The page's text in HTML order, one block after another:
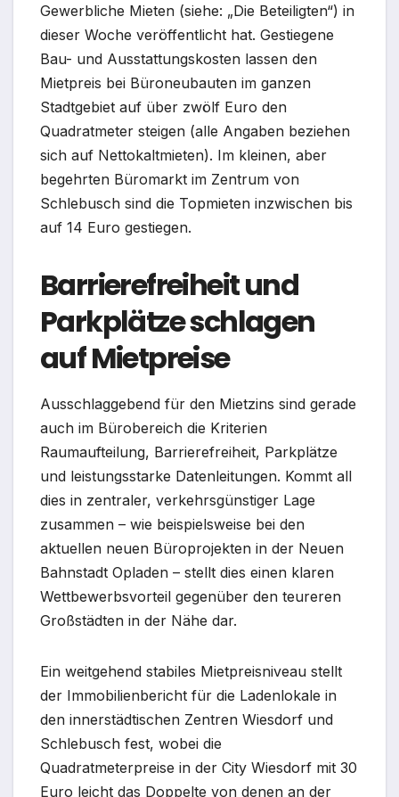
Gewerbliche Mieten (siehe: „Die Beteiligten“) in
dieser Woche veröffentlicht hat. Gestiegene
Bau- und Ausstattungskosten lassen den
Mietpreis bei Büroneubauten im ganzen
Stadtgebiet auf über zwölf Euro den
Quadratmeter steigen (alle Angaben beziehen
sich auf Nettokaltmieten). Im kleinen, aber
begehrten Büromarkt im Zentrum von
Schlebusch sind die Topmieten inzwischen bis
auf 14 Euro gestiegen.
Barrierefreiheit und
Parkplätze schlagen
auf Mietpreise
Ausschlaggebend für den Mietzins sind gerade
auch im Bürobereich die Kriterien
Raumaufteilung, Barrierefreiheit, Parkplätze
und leistungsstarke Datenleitungen. Kommt all
dies in zentraler, verkehrsgünstiger Lage
zusammen – wie beispielsweise bei den
aktuellen neuen Büroprojekten in der Neuen
Bahnstadt Opladen – stellt dies einen klaren
Wettbewerbsvorteil gegenüber den teureren
Großstädten in der Nähe dar.
Ein weitgehend stabiles Mietpreisniveau stellt
der Immobilienbericht für die Ladenlokale in
den innerstädtischen Zentren Wiesdorf und
Schlebusch fest, wobei die
Quadratmeterpreise in der City Wiesdorf mit 30
Euro leicht das Doppelte von denen an der